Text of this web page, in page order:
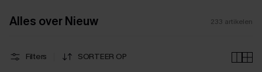
Alles over Nieuw 233 artikelen
Filters SORTEER OP